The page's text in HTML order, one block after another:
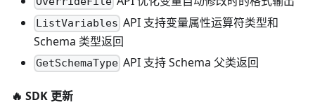
ListVariables API 支持变量属性运算符类型和
Schema 类型返回
GetSchemaType API 支持 Schema 父类返回
🔥 SDK 更新